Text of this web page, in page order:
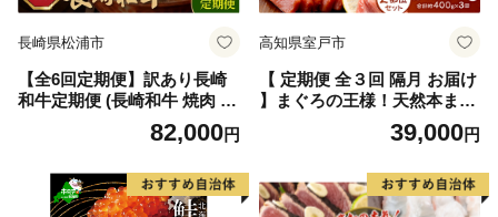
長崎県松浦市
【全6回定期便】訳あり長崎
和牛定期便 (長崎和牛 焼肉 切
り落とし しゃぶしゃぶ すき
82,000円
高知県室戸市
【 定期便 全３回 隔月 お届け
】まぐろの王様！天然本まぐ
ろ味わいセット(本鮪 サク 柵
中トロ 赤身 鮪 刺身 お刺身
室戸 冷凍 瞬間冷凍 小分け 便
利 )
39,000円